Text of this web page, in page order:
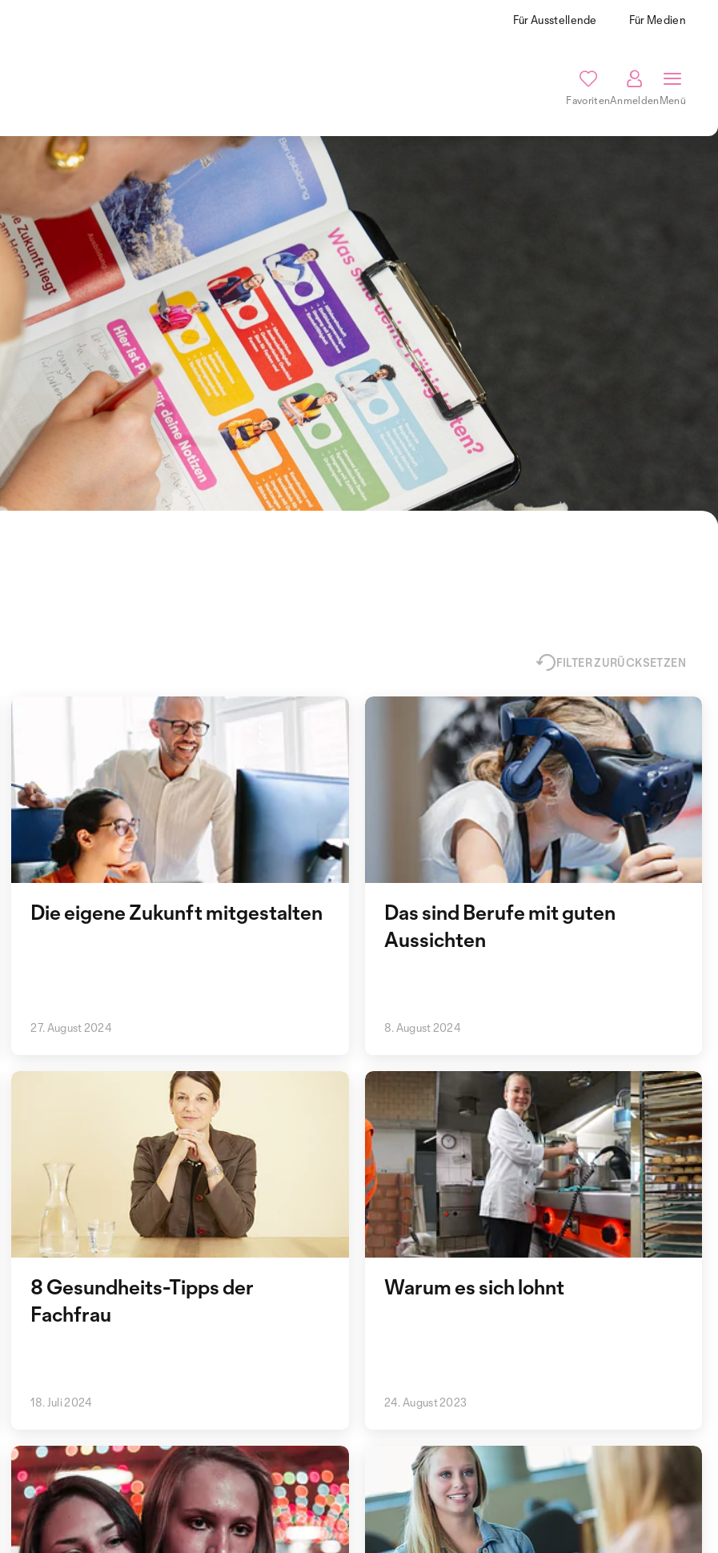
Für Ausstellende Für Medien
FavoritenAnmeldenMenü
FILTER ZURÜCKSETZEN
Die eigene Zukunft mitgestalten
27. August 2024
Das sind Berufe mit guten
Aussichten
8. August 2024
8 Gesundheits-Tipps der
Fachfrau
18. Juli 2024
Warum es sich lohnt
24. August 2023